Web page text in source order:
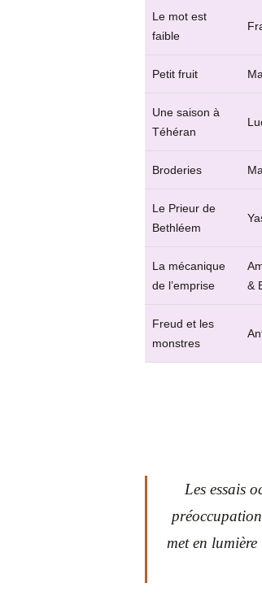
Le mot est
faible
Petit fruit
Une saison à
Téhéran
Broderies
Le Prieur de
Bethléem
La mécanique
de l’emprise
&
Freud et les
monstres
Les essais
met en